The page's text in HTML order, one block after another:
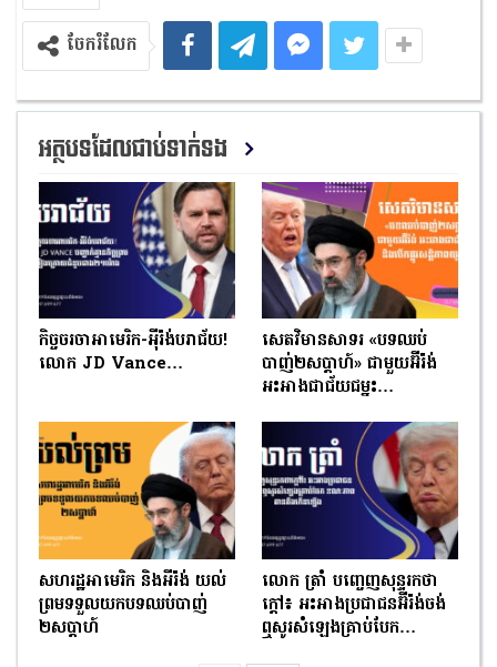
ចែករំលែក
អត្ថបទដែលជាប់ទាក់ទង
កិច្ចចរចាអាមេរិក-អ៉ីរ៉ង់បរាជ័យ!
លោក JD Vance…
សេតវិមានសាទរ «បទឈប់
បាញ់២សប្ដាហ៍» ជាមួយអ៊ីរ៉ង់
អះអាងជាជ័យជម្នះ…
សហរដ្ឋអាមេរិក និងអីរ៉ង់ យល់
ព្រមទទួលយកបទឈប់បាញ់
២សប្ដាហ៍
លោក ត្រាំ បញ្ចេញសុន្ទរកថា
ក្តៅ៖ អះអាងប្រជាជនអ៊ីរ៉ង់ចង់
ឮសូរសំឡេងគ្រាប់បែក…